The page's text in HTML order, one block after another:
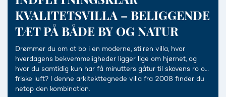
KVALITETSVILLA – BELIGGENDE
TÆT PÅ BÅDE BY OG NATUR
Drømmer du om at bo i en moderne, stilren villa, hvor
hverdagens bekvemmeligheder ligger lige om hjørnet, og
hvor du samtidig kun har få minutters gåtur til skovens ro og
friske luft? I denne arkitekttegnede villa fra 2008 finder du
netop den kombination.